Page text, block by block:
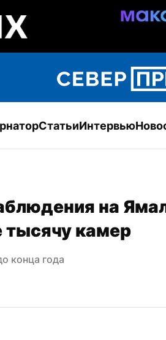
СтатьиИнтервью
на
камер
конца года